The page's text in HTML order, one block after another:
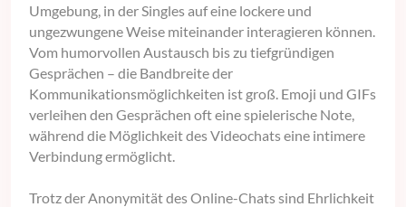
Umgebung, in der Singles auf eine lockere und
ungezwungene Weise miteinander interagieren können.
Vom humorvollen Austausch bis zu tiefgründigen
Gesprächen – die Bandbreite der
Kommunikationsmöglichkeiten ist groß. Emoji und GIFs
verleihen den Gesprächen oft eine spielerische Note,
während die Möglichkeit des Videochats eine intimere
Verbindung ermöglicht.
Trotz der Anonymität des Online-Chats sind Ehrlichkeit